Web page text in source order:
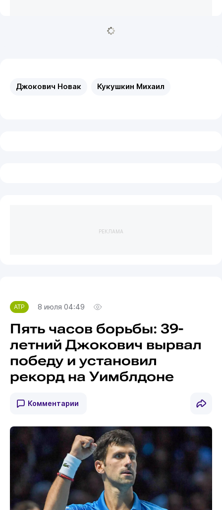
Джокович Новак Кукушкин Михаил
РЕКЛАМА
ATP 8 июля 04:49
Пять часов борьбы: 39-
летний Джокович вырвал
победу и установил
рекорд на Уимблдоне
Комментарии